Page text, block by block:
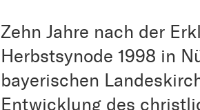
Zehn Jahre nach der
Herbstsynode 1998 in
bayerischen
Entwicklung des